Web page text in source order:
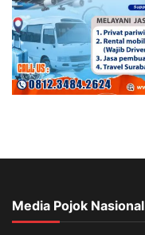
Media Pojok Nasional